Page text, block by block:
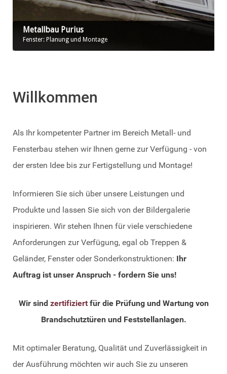
Metallbau Purius
Fenster: Planung und Montage
Willkommen
Als Ihr kompetenter Partner im Bereich Metall- und
Fensterbau stehen wir Ihnen gerne zur Verfügung - von
der ersten Idee bis zur Fertigstellung und Montage!
Informieren Sie sich über unsere Leistungen und
Produkte und lassen Sie sich von der Bildergalerie
inspirieren. Wir stehen Ihnen für viele verschiedene
Anforderungen zur Verfügung, egal ob Treppen &
Geländer, Fenster oder Sonderkonstruktionen: Ihr
Auftrag ist unser Anspruch - fordern Sie uns!
Wir sind zertifiziert für die Prüfung und Wartung von
Brandschutztüren und Feststellanlagen.
Mit optimaler Beratung, Qualität und Zuverlässigkeit in
der Ausführung möchten wir auch Sie zu unseren